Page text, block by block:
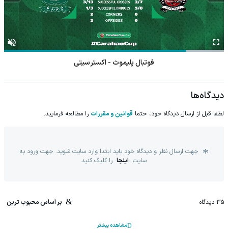
فوتبال پلیموث - اکسترسیتی
دیدگاه‌ها
لطفا قبل از ارسال دیدگاه خود، حتما قوانین و مقررات را مطالعه فرمایید.
جهت ارسال نظر و دیدگاه خود باید ابتدا وارد سایت شوید. جهت ورود به
سایت اینجا را کلیک کنید
35 دیدگاه بر اساس محبوب ترین
مشاهده بیشتر